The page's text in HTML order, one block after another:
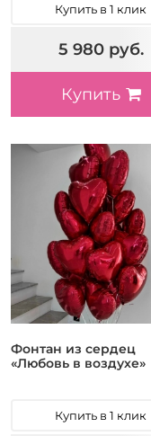
Купить в 1 клик
5 980 руб.
Купить
Фонтан из сердец
«Любовь в воздухе»
Купить в 1 клик